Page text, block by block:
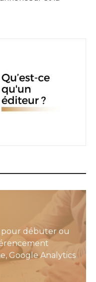
pour débuter ou
Google Analytics